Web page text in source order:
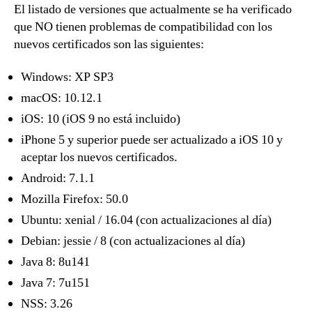
El listado de versiones que actualmente se ha verificado
que NO tienen problemas de compatibilidad con los
nuevos certificados son las siguientes:
Windows: XP SP3
macOS: 10.12.1
iOS: 10 (iOS 9 no está incluido)
iPhone 5 y superior puede ser actualizado a iOS 10 y
aceptar los nuevos certificados.
Android: 7.1.1
Mozilla Firefox: 50.0
Ubuntu: xenial / 16.04 (con actualizaciones al día)
Debian: jessie / 8 (con actualizaciones al día)
Java 8: 8u141
Java 7: 7u151
NSS: 3.26